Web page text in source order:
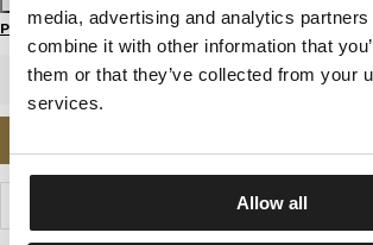
media, advertising and analytics
combine it with other information that
them or that they’ve collected from your
services.
Allow all
Przewodnik po rozmiarach
WYSYŁKA I ZWROTY